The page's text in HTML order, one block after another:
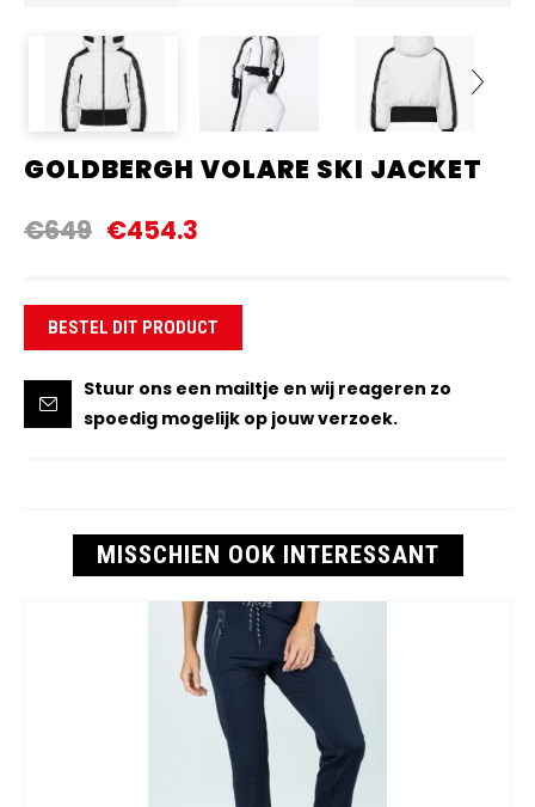
Next
GOLDBERGH VOLARE SKI JACKET
€649 €454.3
BESTEL DIT PRODUCT
Stuur ons een mailtje en wij reageren zo
spoedig mogelijk op jouw verzoek.
MISSCHIEN OOK INTERESSANT